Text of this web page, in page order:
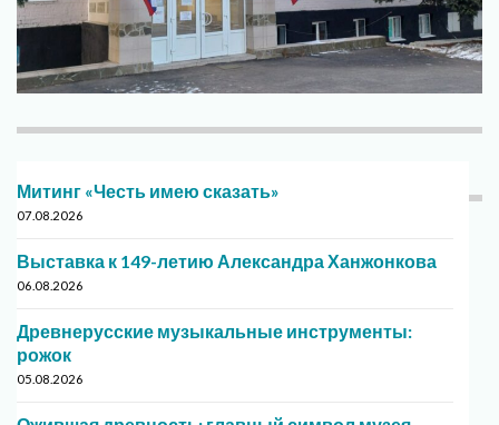
Митинг «Честь имею сказать»
07.08.2026
Выставка к 149-летию Александра Ханжонкова
06.08.2026
Древнерусские музыкальные инструменты:
рожок
05.08.2026